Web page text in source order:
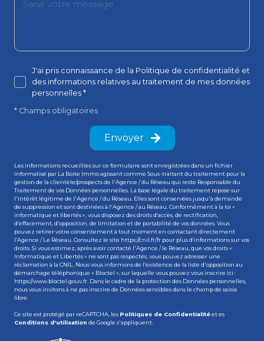
J'ai pris connaissance de la Politique de confidentialité et
des informations relatives au traitement de mes données
personnelles *
* Champs obligatoires
Envoyer
Les informations recueillies sur ce formulaire sont enregistrées dans un fichier
informatisé par La Boite Immo agissant comme Sous-traitant du traitement pour la
gestion de la clientèle/prospects de l'Agence / du Réseau qui reste Responsable du
Traitement de vos Données personnelles. La base légale du traitement repose sur
l'intérêt légitime de l'Agence / du Réseau. Elles sont conservées jusqu'à demande
de suppression et sont destinées à l'Agence / au Réseau. Conformément à la loi «
informatique et libertés », vous disposez des droits d’accès, de rectification,
d’effacement, d’opposition, de limitation et de portabilité de vos données. Vous
pouvez retirer votre consentement à tout moment en contactant directement
l’Agence / Le Réseau. Consultez le site https://cnil.fr/fr pour plus d’informations sur vos
droits. Si vous estimez, après avoir contacté l'Agence / le Réseau, que vos droits «
Informatique et Libertés » ne sont pas respectés, vous pouvez adresser une
réclamation à la CNIL. Nous vous informons de l’existence de la liste d'opposition au
démarchage téléphonique « Bloctel », sur laquelle vous pouvez vous inscrire ici :
https://www.bloctel.gouv.fr . Dans le cadre de la protection des Données personnelles,
nous vous invitons à ne pas inscrire de Données sensibles dans le champ de saisie
libre.
Ce site est protégé par reCAPTCHA, les Politiques de Confidentialitéet es
Conditions d'utilisation de Google s'appliquent.